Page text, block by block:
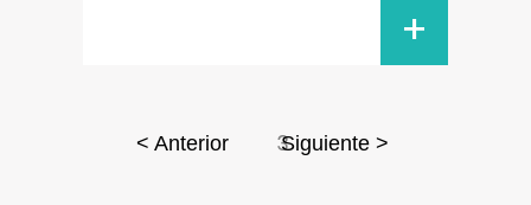
+
< Anterior 3Siguiente >